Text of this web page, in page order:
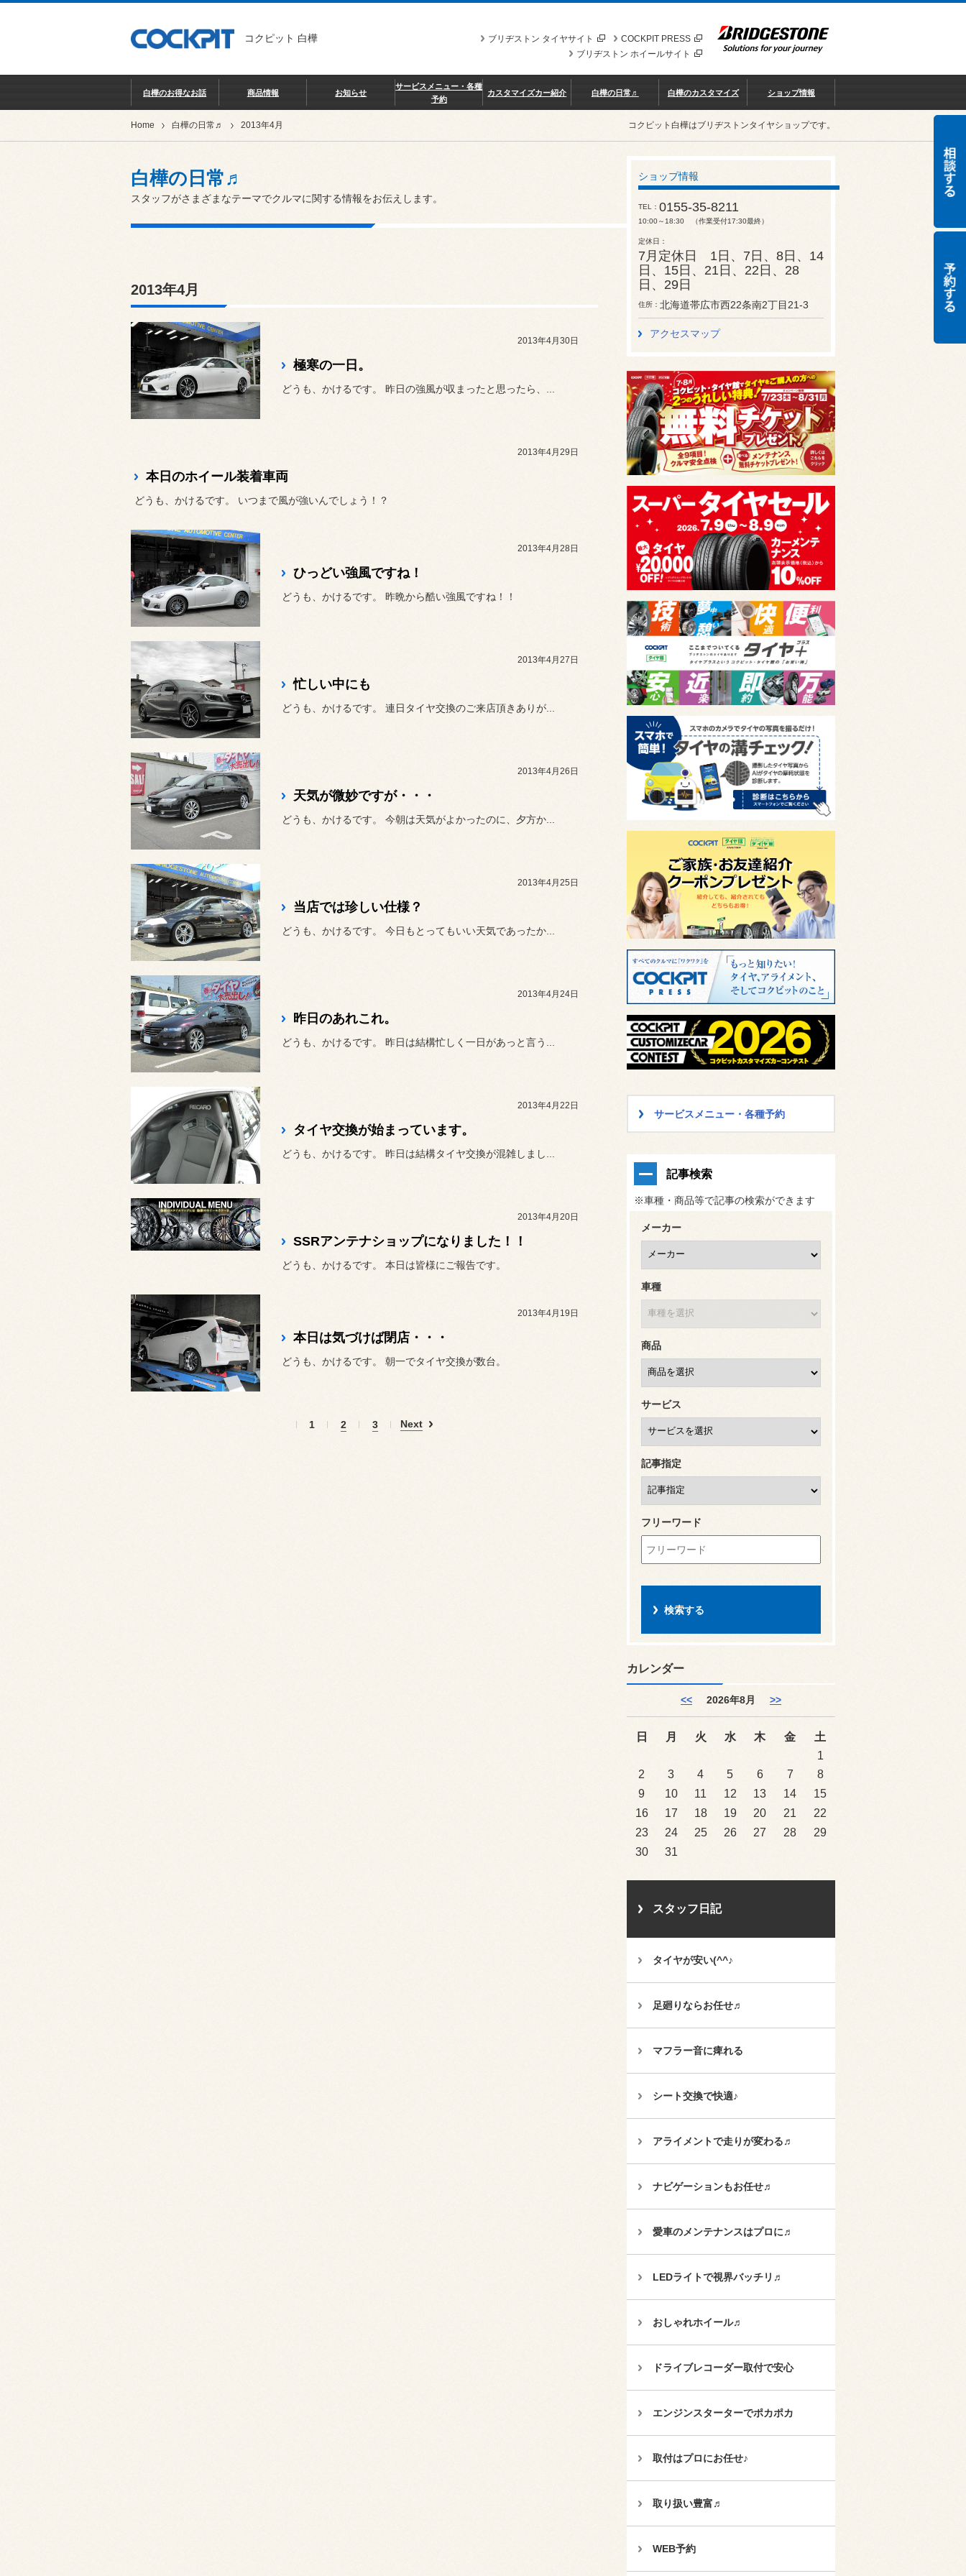
コクピット 白樺 COCKPIT PRESS
ブリヂストン タイヤサイト
ブリヂストン ホイールサイト
白樺のお得なお話 商品情報 お知らせ
サービスメニュー・各種
予約
カスタマイズカー紹介 白樺の日常♬ 白樺のカスタマイズ ショップ情報
Home 白樺の日常♬ 2013年4月 コクピット白樺はブリヂストンタイヤショップです。
白樺の日常♬
スタッフがさまざまなテーマでクルマに関する情報をお伝えします。
2013年4月
2013年4月30日
極寒の一日。
どうも、かけるです。 昨日の強風が収まったと思ったら、...
2013年4月29日
本日のホイール装着車両
どうも、かけるです。 いつまで風が強いんでしょう！？
2013年4月28日
ひっどい強風ですね！
どうも、かけるです。 昨晩から酷い強風ですね！！
2013年4月27日
忙しい中にも
どうも、かけるです。 連日タイヤ交換のご来店頂きありが...
2013年4月26日
天気が微妙ですが・・・
どうも、かけるです。 今朝は天気がよかったのに、夕方か...
2013年4月25日
当店では珍しい仕様？
どうも、かけるです。 今日もとってもいい天気であったか...
2013年4月24日
昨日のあれこれ。
どうも、かけるです。 昨日は結構忙しく一日があっと言う...
2013年4月22日
タイヤ交換が始まっています。
どうも、かけるです。 昨日は結構タイヤ交換が混雑しまし...
2013年4月20日
SSRアンテナショップになりました！！
どうも、かけるです。 本日は皆様にご報告です。
2013年4月19日
本日は気づけば閉店・・・
どうも、かけるです。 朝一でタイヤ交換が数台。
1 2 3 Next
ショップ情報
TEL 0155-35-8211
10:00～18:30 （作業受付17:30最終）
定休日
7月定休日 1日、7日、8日、14
日、15日、21日、22日、28
日、29日
住所 北海道帯広市西22条南2丁目21-3
アクセスマップ
サービスメニュー・各種予約
記事検索
※車種・商品等で記事の検索ができます
メーカー
車種
商品
サービス
記事指定
フリーワード
カレンダー
<< 2026年8月 >>
日 月 火 水 木 金
土
1
2
3 4 5 6 7
8
9
10 11 12 13 14
15
16
17 18 19 20 21
22
23
24 25 26 27 28
29
30
31
スタッフ日記
タイヤが安い(^^♪
足廻りならお任せ♬
マフラー音に痺れる
シート交換で快適♪
アライメントで走りが変わる♬
ナビゲーションもお任せ♬
愛車のメンテナンスはプロに♬
LEDライトで視界バッチリ♬
おしゃれホイール♬
ドライブレコーダー取付で安心
エンジンスターターでポカポカ
取付はプロにお任せ♪
取り扱い豊富♬
WEB予約